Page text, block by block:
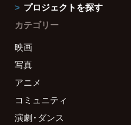
プロジェクトを探す
カテゴリー
映画
写真
アニメ
コミュニティ
演劇・ダンス